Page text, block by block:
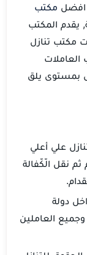
افضل مكتب
يقدم المكتب
مكتب تنازل
العاملات
بمستوى يلق
علي أعلي
ثم نقل الّكّفالة
دولة
العاملين